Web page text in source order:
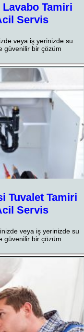
Tamiri
Servis
veya iş yerinizde su
güvenilir bir çözüm
Tuvalet Tamiri
Servis
veya iş yerinizde su
güvenilir bir çözüm